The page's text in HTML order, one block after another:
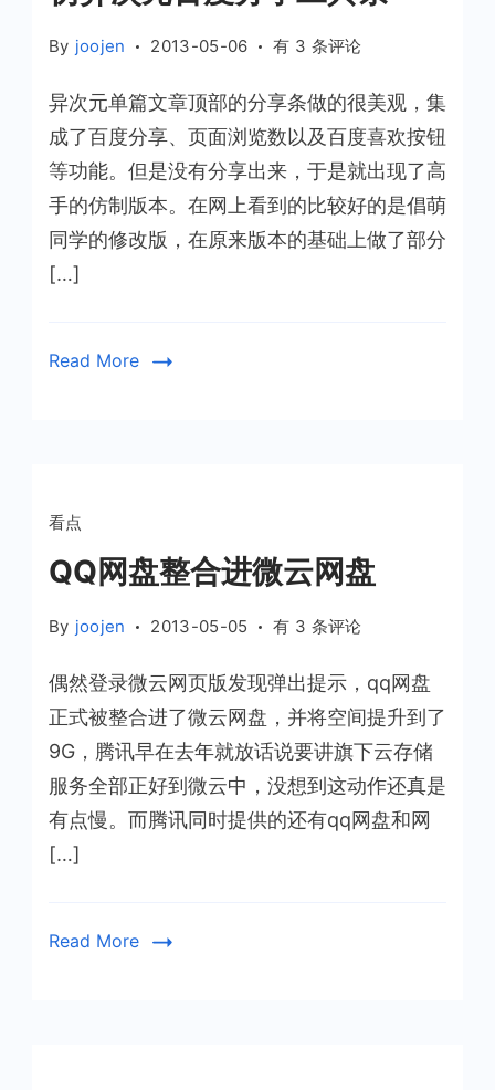
By joojen 2013-05-06
仿
次
元
百
分
享
有 3 条评论
异次元单篇文章顶部的分享条做的很美观，集
成了百度分享、页面浏览数以及百度喜欢按钮
等功能。但是没有分享出来，于是就出现了高
手的仿制版本。在网上看到的比较好的是倡萌
同学的修改版，在原来版本的基础上做了部分
[…]
Read More
看点
QQ网盘整合进微云网盘
By joojen 2013-05-05
QQ
盘
整
合
进
微
云
有 3 条评论
偶然登录微云网页版发现弹出提示，qq网盘
正式被整合进了微云网盘，并将空间提升到了
9G，腾讯早在去年就放话说要讲旗下云存储
服务全部正好到微云中，没想到这动作还真是
有点慢。而腾讯同时提供的还有qq网盘和网
[…]
Read More